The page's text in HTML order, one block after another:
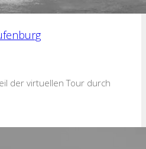
der virtuellen Tour durch